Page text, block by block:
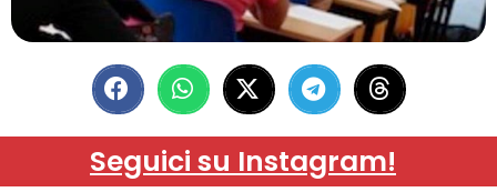
Seguici su Instagram!